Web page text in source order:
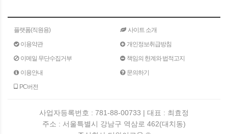
플랫폼(직원용)
사이트 소개
이용약관
개인정보취급방침
이메일 무단수집거부
책임의 한계와 법적고지
이용안내
문의하기
PC버전
사업자등록번호 : 781-88-00733 | 대표 : 최효정
주소 : 서울특별시 강남구 역삼로 462(대치동)